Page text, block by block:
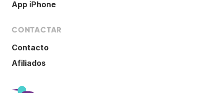
App iPhone
CONTACTAR
Contacto
Afiliados